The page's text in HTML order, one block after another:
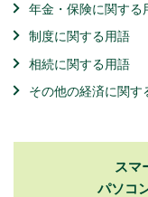
年金・保険に関する
制度に関する用語
相続に関する用語
その他の経済に関す
スマ
パソコ